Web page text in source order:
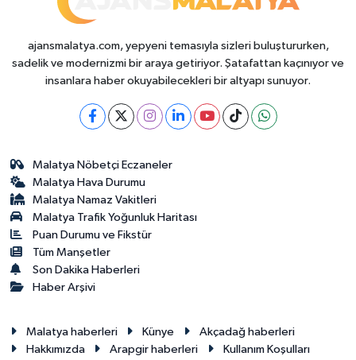
ajansmalatya.com, yepyeni temasıyla sizleri buluştururken,
sadelik ve modernizmi bir araya getiriyor. Şatafattan kaçınıyor ve
insanlara haber okuyabilecekleri bir altyapı sunuyor.
Malatya Nöbetçi Eczaneler
Malatya Hava Durumu
Malatya Namaz Vakitleri
Malatya Trafik Yoğunluk Haritası
Puan Durumu ve Fikstür
Tüm Manşetler
Son Dakika Haberleri
Haber Arşivi
Malatya haberleri Künye
Akçadağ haberleri
Hakkımızda
Arapgir haberleri
Kullanım Koşulları